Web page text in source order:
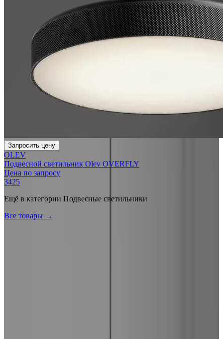
Запросить цену
OLEV
Подвесной светильник Olev OVERFLY
Цена по запросу
3425
Ещё в категории Подвесные светильники
Все товары →